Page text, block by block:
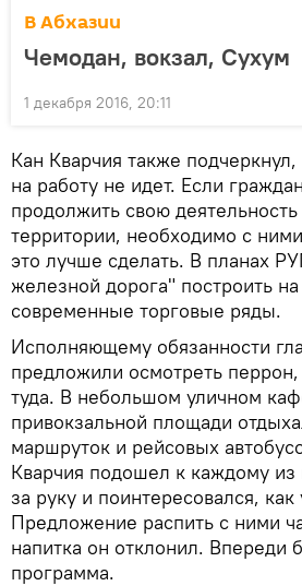
В Абхазии
Чемодан, вокзал, Сухум
1 декабря 2016, 20:11
Кан Кварчия также
на работу не идет. Если
продолжить свою деятельность
территории, необходимо с
это лучше сделать. В планах
железной дорога" построить
современные торговые ряды.
Исполняющему обязанности
предложили осмотреть
туда. В небольшом уличном
привокзальной площади
маршруток и рейсовых
Кварчия подошел к каждому из
за руку и поинтересовался,
Предложение распить с ними
напитка он отклонил. Впереди
программа.